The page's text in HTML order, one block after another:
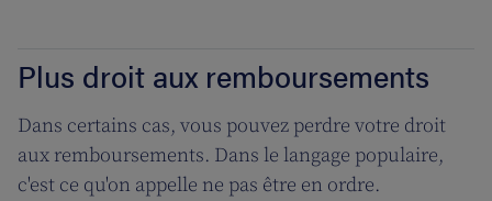
Plus droit aux remboursements
Dans certains cas, vous pouvez perdre votre droit
aux remboursements. Dans le langage populaire,
c'est ce qu'on appelle ne pas être en ordre.